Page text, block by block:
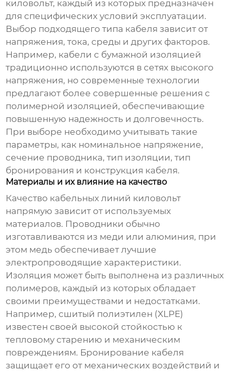
киловольт, каждый из которых предназначен
для специфических условий эксплуатации.
Выбор подходящего типа кабеля зависит от
напряжения, тока, среды и других факторов.
Например, кабели с бумажной изоляцией
традиционно используются в сетях высокого
напряжения, но современные технологии
предлагают более совершенные решения с
полимерной изоляцией, обеспечивающие
повышенную надежность и долговечность.
При выборе необходимо учитывать такие
параметры, как номинальное напряжение,
сечение проводника, тип изоляции, тип
бронирования и конструкция кабеля.
Материалы и их влияние на качество
Качество кабельных линий киловольт
напрямую зависит от используемых
материалов. Проводники обычно
изготавливаются из меди или алюминия, при
этом медь обеспечивает лучшие
электропроводящие характеристики.
Изоляция может быть выполнена из различных
полимеров, каждый из которых обладает
своими преимуществами и недостатками.
Например, сшитый полиэтилен (XLPE)
известен своей высокой стойкостью к
тепловому старению и механическим
повреждениям. Бронирование кабеля
защищает его от механических воздействий и